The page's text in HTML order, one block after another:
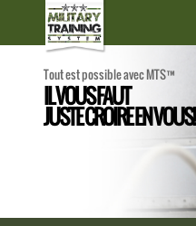
Tout est possible avec MTS™
IL VOUS FAUT
JUSTE CROIRE EN VOUS!